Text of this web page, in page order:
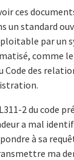
ces
un standard
par un
comme
Code des
2 du code
a mal
à sa
ma